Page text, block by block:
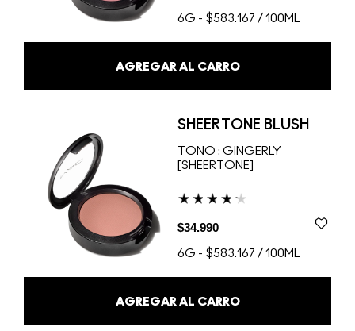
6G - $583.167 / 100ML
AGREGAR AL CARRO
SHEERTONE BLUSH
TONO : GINGERLY
[SHEERTONE]
$34.990
6G - $583.167 / 100ML
AGREGAR AL CARRO